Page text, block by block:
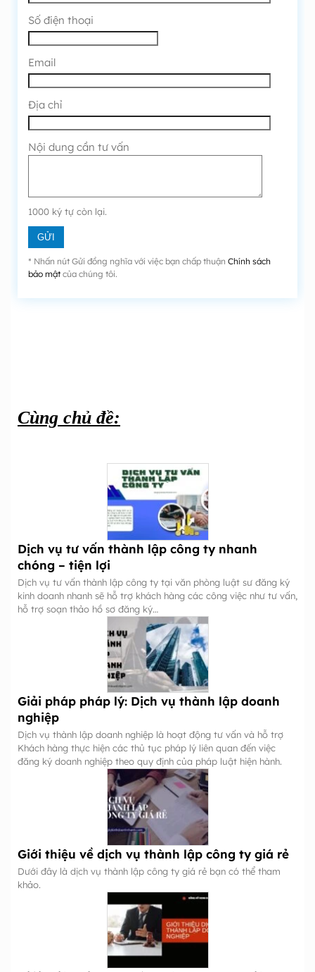
Số điện thoại
Email
Địa chỉ
Nội dung cần tư vấn
1000 ký tự còn lại.
* Nhấn nút Gửi đồng nghĩa với việc bạn chấp thuận Chính sách
bảo mậtcủa chúng tôi.
Cùng chủ đề:
Dịch vụ tư vấn thành lập công ty nhanh
chóng – tiện lợi
Dịch vụ tư vấn thành lập công ty tại văn phòng luật sư đăng ký
kinh doanh nhanh sẽ hỗ trợ khách hàng các công việc như tư vấn,
hỗ trợ soạn thảo hồ sơ đăng ký…
Giải pháp pháp lý: Dịch vụ thành lập doanh
nghiệp
Dịch vụ thành lập doanh nghiệp là hoạt động tư vấn và hỗ trợ
Khách hàng thực hiện các thủ tục pháp lý liên quan đến việc
đăng ký doanh nghiệp theo quy định của pháp luật hiện hành.
Giới thiệu về dịch vụ thành lập công ty giá rẻ
Dưới đây là dịch vụ thành lập công ty giá rẻ bạn có thể tham
khảo.